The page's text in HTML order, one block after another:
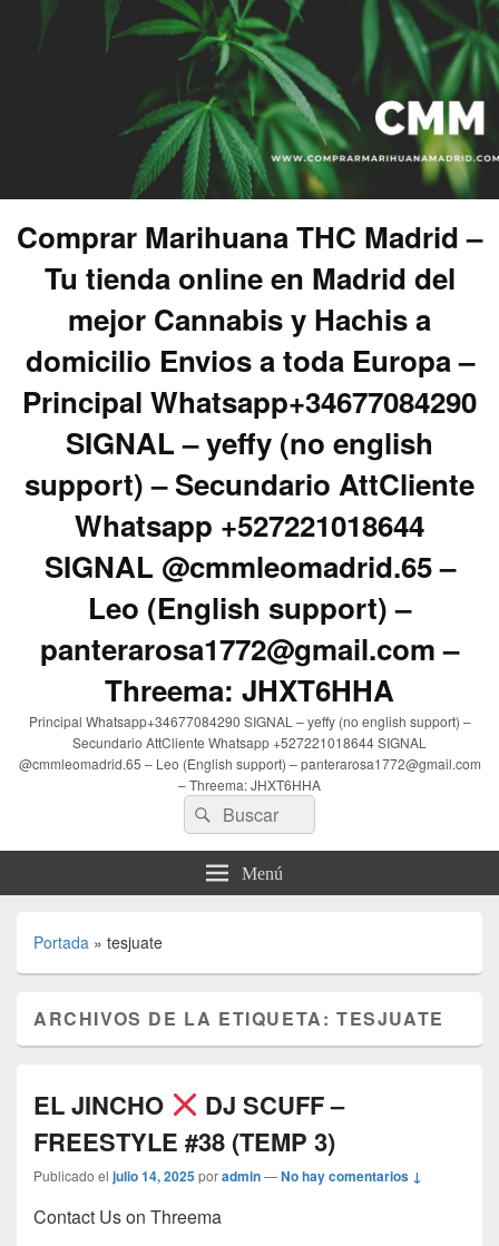
Comprar Marihuana THC Madrid –
Tu tienda online en Madrid del
mejor Cannabis y Hachis a
domicilio Envios a toda Europa –
Principal Whatsapp+34677084290
SIGNAL – yeffy (no english
support) – Secundario AttCliente
Whatsapp +527221018644
SIGNAL @cmmleomadrid.65 –
Leo (English support) –
panterarosa1772@gmail.com –
Threema: JHXT6HHA
Principal Whatsapp+34677084290 SIGNAL – yeffy (no english support) –
Secundario AttCliente Whatsapp +527221018644 SIGNAL
@cmmleomadrid.65 – Leo (English support) – panterarosa1772@gmail.com
– Threema: JHXT6HHA
Buscar
por:
Buscar
Menú
Portada » tesjuate
ARCHIVOS DE LA ETIQUETA:TESJUATE
EL JINCHO
DJ SCUFF –
FREESTYLE #38 (TEMP 3)
Publicado el julio 14, 2025poradmin—No hay comentarios ↓
Contact Us on Threema